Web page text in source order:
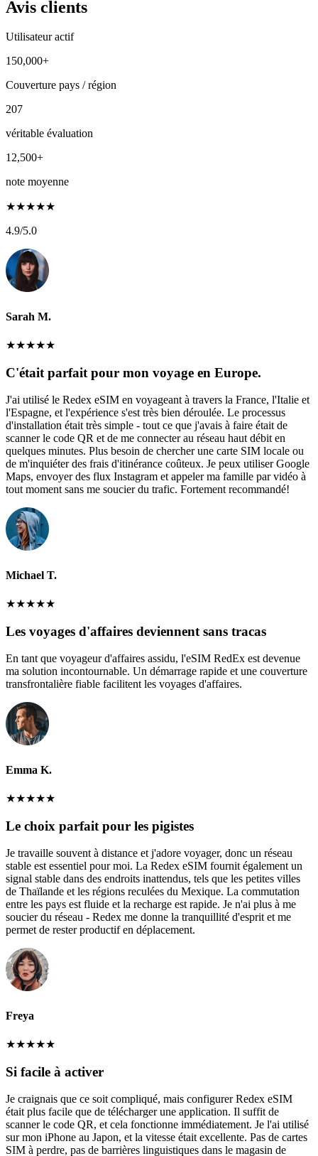
Avis clients
Utilisateur actif
150,000+
Couverture pays / région
207
véritable évaluation
12,500+
note moyenne
★★★★★
4.9/5.0
Sarah M.
★★★★★
C'était parfait pour mon voyage en Europe.
J'ai utilisé le Redex eSIM en voyageant à travers la France, l'Italie et
l'Espagne, et l'expérience s'est très bien déroulée. Le processus
d'installation était très simple - tout ce que j'avais à faire était de
scanner le code QR et de me connecter au réseau haut débit en
quelques minutes. Plus besoin de chercher une carte SIM locale ou
de m'inquiéter des frais d'itinérance coûteux. Je peux utiliser Google
Maps, envoyer des flux Instagram et appeler ma famille par vidéo à
tout moment sans me soucier du trafic. Fortement recommandé!
Michael T.
★★★★★
Les voyages d'affaires deviennent sans tracas
En tant que voyageur d'affaires assidu, l'eSIM RedEx est devenue
ma solution incontournable. Un démarrage rapide et une couverture
transfrontalière fiable facilitent les voyages d'affaires.
Emma K.
★★★★★
Le choix parfait pour les pigistes
Je travaille souvent à distance et j'adore voyager, donc un réseau
stable est essentiel pour moi. La Redex eSIM fournit également un
signal stable dans des endroits inattendus, tels que les petites villes
de Thaïlande et les régions reculées du Mexique. La commutation
entre les pays est fluide et la recharge est rapide. Je n'ai plus à me
soucier du réseau - Redex me donne la tranquillité d'esprit et me
permet de rester productif en déplacement.
Freya
★★★★★
Si facile à activer
Je craignais que ce soit compliqué, mais configurer Redex eSIM
était plus facile que de télécharger une application. Il suffit de
scanner le code QR, et cela fonctionne immédiatement. Je l'ai utilisé
sur mon iPhone au Japon, et la vitesse était excellente. Pas de cartes
SIM à perdre, pas de barrières linguistiques dans le magasin de